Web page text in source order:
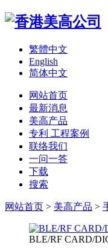
繁體中文
English
简体中文
网站首页
最新消息
美高产品
专利 工程案例
联络我们
一问一答
下载
搜索
网站首页 > 美高产品 >
BLE/RF CARD/